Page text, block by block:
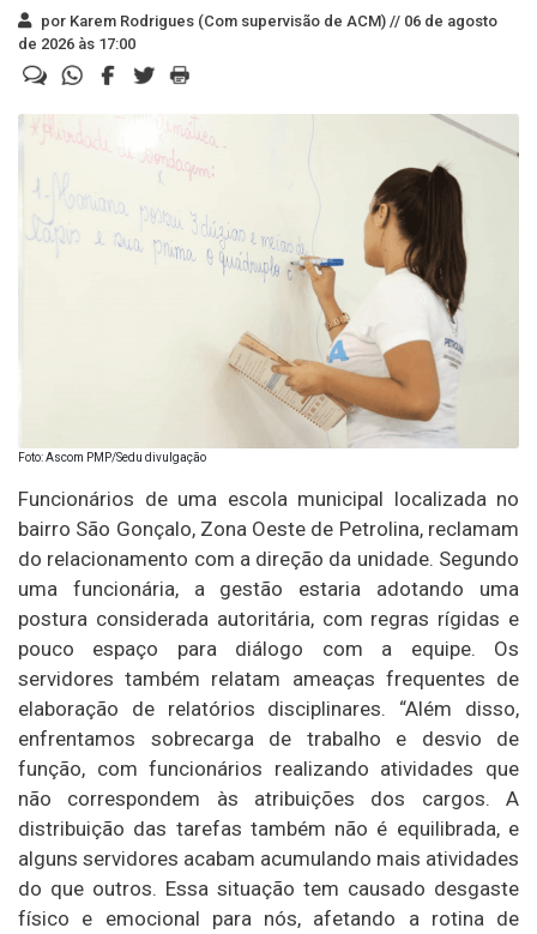
por Karem Rodrigues (Com supervisão de ACM) // 06 de agosto
de 2026 às 17:00
Foto: Ascom PMP/Sedu divulgação
Funcionários de uma escola municipal localizada no
bairro São Gonçalo, Zona Oeste de Petrolina, reclamam
do relacionamento com a direção da unidade. Segundo
uma funcionária, a gestão estaria adotando uma
postura considerada autoritária, com regras rígidas e
pouco espaço para diálogo com a equipe. Os
servidores também relatam ameaças frequentes de
elaboração de relatórios disciplinares. “Além disso,
enfrentamos sobrecarga de trabalho e desvio de
função, com funcionários realizando atividades que
não correspondem às atribuições dos cargos. A
distribuição das tarefas também não é equilibrada, e
alguns servidores acabam acumulando mais atividades
do que outros. Essa situação tem causado desgaste
físico e emocional para nós, afetando a rotina de